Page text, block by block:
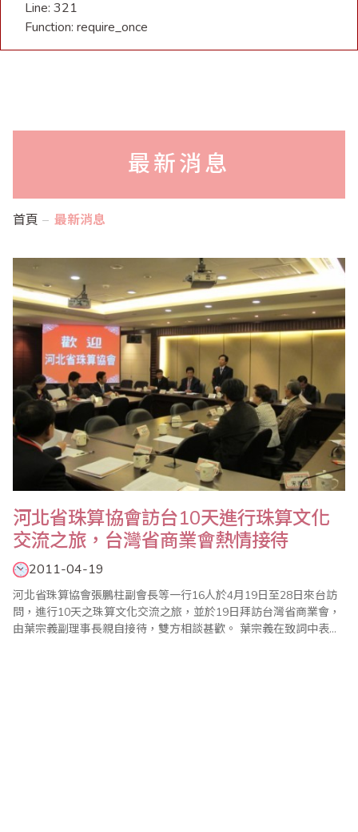
Line: 321
Function: require_once
最新消息
首頁 最新消息
河北省珠算協會訪台10天進行珠算文化
交流之旅，台灣省商業會熱情接待
2011-04-19
河北省珠算協會張鵬柱副會長等一行16人於4月19日至28日來台訪
問，進行10天之珠算文化交流之旅，並於19日拜訪台灣省商業會，
由葉宗義副理事長親自接待，雙方相談甚歡。 葉宗義在致詞中表